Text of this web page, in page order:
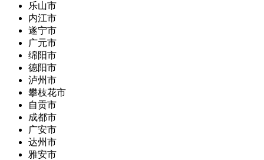
乐山市
内江市
遂宁市
广元市
绵阳市
德阳市
泸州市
攀枝花市
自贡市
成都市
广安市
达州市
雅安市